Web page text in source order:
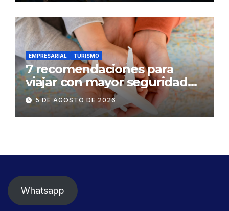
EMPRESARIAL TURISMO
7 recomendaciones para
viajar con mayor seguridad
dentro y fuera del Ecuador
5 DE AGOSTO DE 2026
Whatsapp